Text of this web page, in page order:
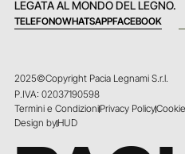
LEGATA AL MONDO DEL LEGNO.
TELEFONOWHATSAPPFACEBOOK
2025©Copyright Pacia Legnami S.r.l.
P.IVA: 02037190598
Termini e CondizioniPrivacy Policy
Design byHUD